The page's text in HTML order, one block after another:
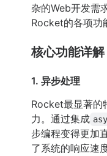
杂的Web开发需
Rocket的各项功
核心功能详解
1. 异步处理
Rocket最显著的
力。通过集成
步编程变得更加
了系统的响应速